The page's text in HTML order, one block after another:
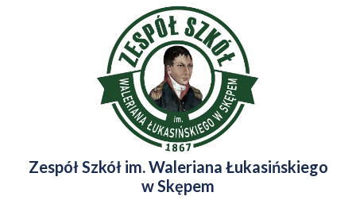
Zespół Szkół im. Waleriana Łukasińskiego
w Skępem